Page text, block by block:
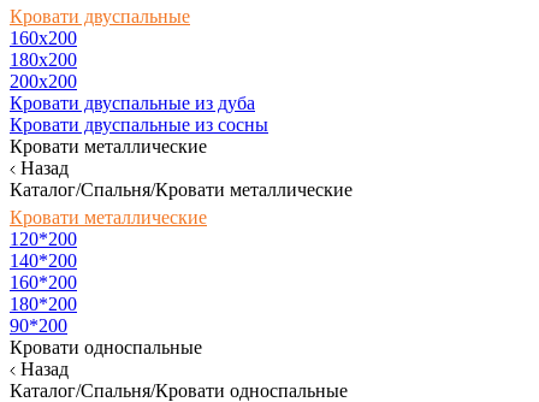
Кровати двуспальные
160х200
180x200
200x200
Кровати двуспальные из дуба
Кровати двуспальные из сосны
Кровати металлические
Назад
Каталог/Спальня/Кровати металлические
Кровати металлические
120*200
140*200
160*200
180*200
90*200
Кровати односпальные
Назад
Каталог/Спальня/Кровати односпальные